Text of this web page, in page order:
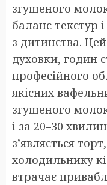
згущеного
баланс текстур
з дитинства.
духовки, годин
професійного
якісних
згущеного
і за 20–30
з’являється
холодильнику
втрачає